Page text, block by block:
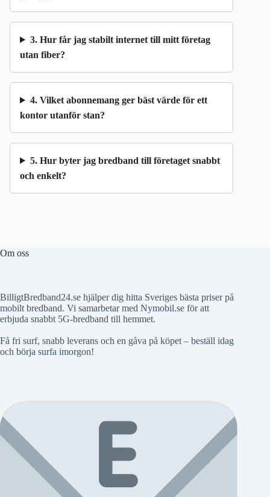
3. Hur får jag stabilt internet till mitt företag
utan fiber?
4. Vilket abonnemang ger bäst värde för ett
kontor utanför stan?
5. Hur byter jag bredband till företaget snabbt
och enkelt?
Om oss
BilligtBredband24.se hjälper dig hitta Sveriges bästa priser på
mobilt bredband. Vi samarbetar med Nymobil.se för att
erbjuda snabbt 5G-bredband till hemmet.
Få fri surf, snabb leverans och en gåva på köpet – beställ idag
och börja surfa imorgon!